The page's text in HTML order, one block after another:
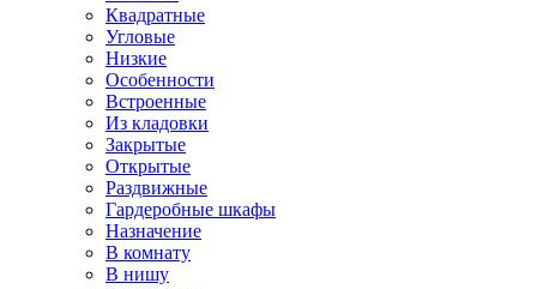
Квадратные
Угловые
Низкие
Особенности
Встроенные
Из кладовки
Закрытые
Открытые
Раздвижные
Гардеробные шкафы
Назначение
В комнату
В нишу